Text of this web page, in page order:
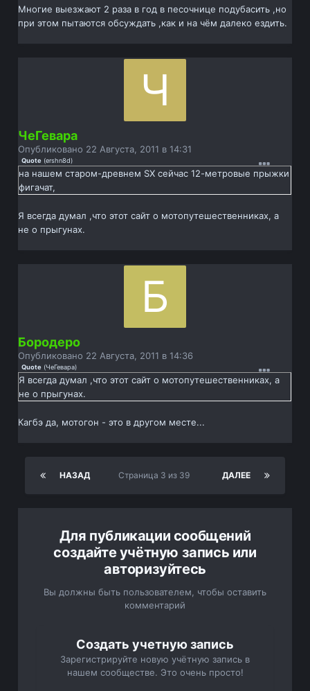
Многие выезжают 2 раза в год в песочнице подубасить ,но
при этом пытаются обсуждать ,как и на чём далеко ездить.
ЧеГевара
Опубликовано 22 Августа, 2011 в 14:31
Quote (ershn8d)
на нашем старом-древнем SX сейчас 12-метровые прыжки
фигачат,
Я всегда думал ,что этот сайт о мотопутешественниках, а
не о прыгунах.
Бородеро
Опубликовано 22 Августа, 2011 в 14:36
Quote (ЧеГевара)
Я всегда думал ,что этот сайт о мотопутешественниках, а
не о прыгунах.
Кагбэ да, мотогон - это в другом месте...
НАЗАД ДАЛЕЕ
Страница 3 из 39
Для публикации сообщений
создайте учётную запись или
авторизуйтесь
Вы должны быть пользователем, чтобы оставить
комментарий
Создать учетную запись
Зарегистрируйте новую учётную запись в
нашем сообществе. Это очень просто!